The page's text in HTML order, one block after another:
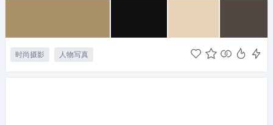
时尚摄影 人物写真